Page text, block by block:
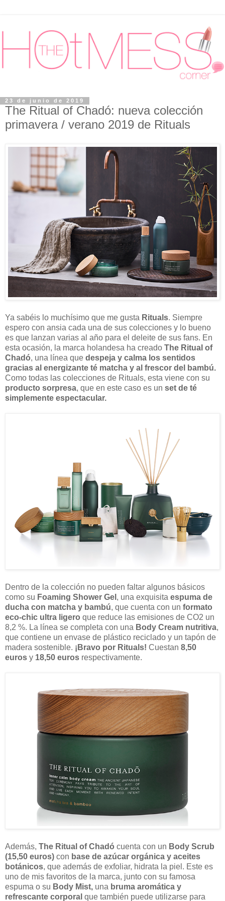
23 de junio de 2019
The Ritual of Chadó: nueva colección
primavera / verano 2019 de Rituals
Ya sabéis lo muchísimo que me gusta Rituals. Siempre
espero con ansia cada una de sus colecciones y lo bueno
es que lanzan varias al año para el deleite de sus fans. En
esta ocasión, la marca holandesa ha creado The Ritual of
Chadó, una línea que despeja y calma los sentidos
gracias al energizante té matcha y al frescor del bambú.
Como todas las colecciones de Rituals, esta viene con su
producto sorpresa, que en este caso es un set de té
simplemente espectacular.
Dentro de la colección no pueden faltar algunos básicos
como su Foaming Shower Gel , una exquisita espuma de
ducha con matcha y bambú, que cuenta con un formato
eco-chic ultra ligero que reduce las emisiones de CO2 un
8,2 %. La línea se completa con una Body Cream nutritiva,
que contiene un envase de plástico reciclado y un tapón de
madera sostenible. ¡Bravo por Rituals! Cuestan 8,50
euros y 18,50 euros respectivamente.
Además, The Ritual of Chadó cuenta con un Body Scrub
(15,50 euros) con base de azúcar orgánica y aceites
botánicos, que además de exfoliar, hidrata la piel. Este es
uno de mis favoritos de la marca, junto con su famosa
espuma o su Body Mist, una bruma aromática y
refrescante corporal que también puede utilizarse para